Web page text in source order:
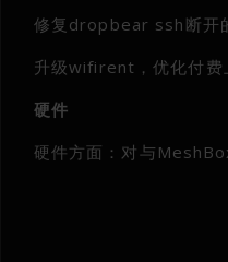
修复dropbear ssh断开
升级wifirent，优化付费
硬件
硬件方面：对与